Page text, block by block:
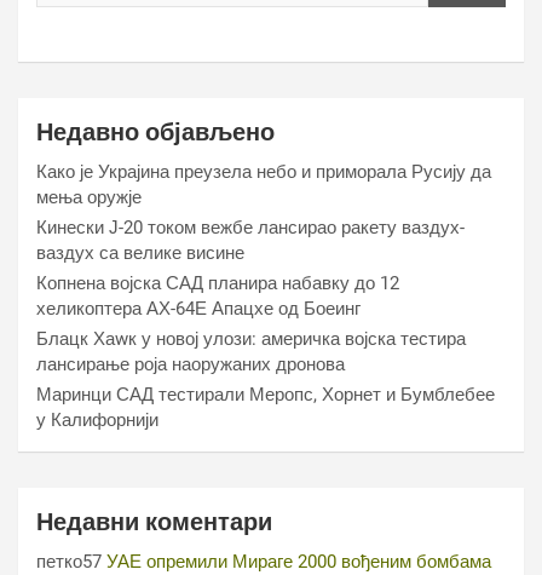
Недавно објављено
Како је Украјина преузела небо и приморала Русију да
мења оружје
Кинески Ј-20 током вежбе лансирао ракету ваздух-
ваздух са велике висине
Копнена војска САД планира набавку до 12
хеликоптера АХ-64Е Апацхе од Боеинг
Блацк Хаwк у новој улози: америчка војска тестира
лансирање роја наоружаних дронова
Маринци САД тестирали Меропс, Хорнет и Бумблебее
у Калифорнији
Недавни коментари
петко57 УАЕ опремили Мираге 2000 вођеним бомбама